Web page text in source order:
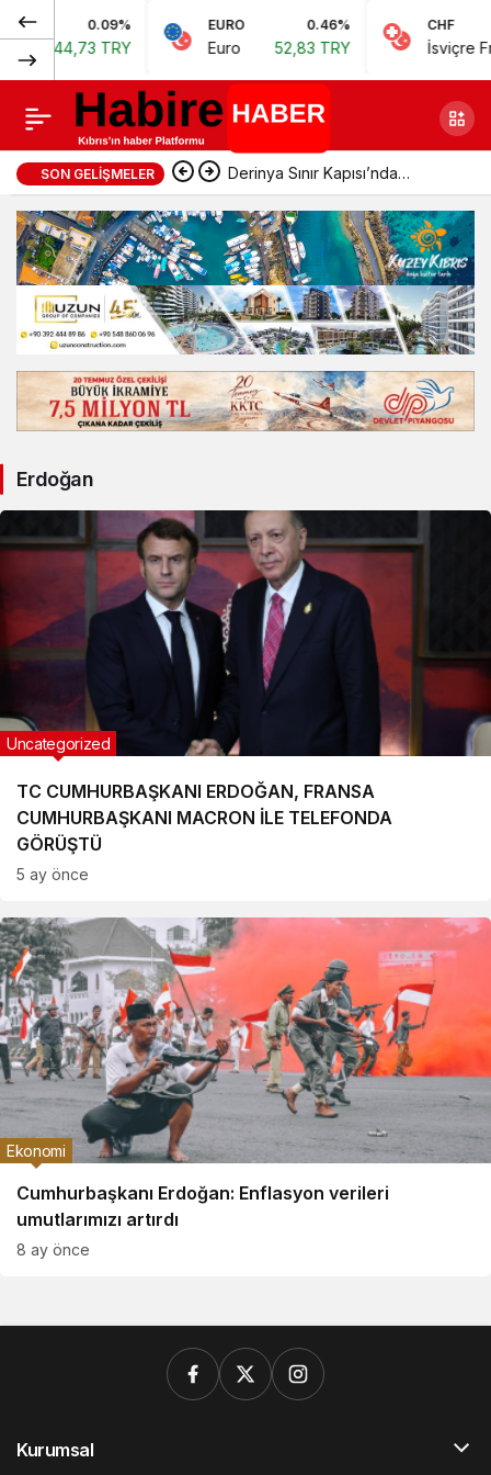
0.09%
44,73 TRY
EURO 0.46%
Euro 52,83 TRY
CHF
İsviçre
SON GELIŞMELER Derinya Sınır Kapısı’nda
geçişler durduruldu
Erdoğan
TC CUMHURBAŞKANI ERDOĞAN, FRANSA
CUMHURBAŞKANI MACRON İLE TELEFONDA
GÖRÜŞTÜ
Uncategorized
5 ay önce
Cumhurbaşkanı Erdoğan: Enflasyon verileri
umutlarımızı artırdı
Ekonomi
8 ay önce
Kurumsal